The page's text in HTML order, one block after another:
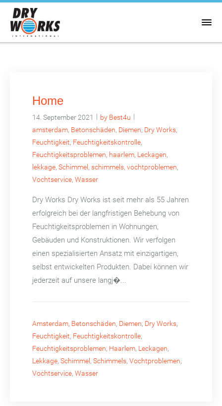
Home
14. September 2021 | by Best4u |
amsterdam, Betonschäden, Diemen, Dry Works,
Feuchtigkeit, Feuchtigkeitskontrolle,
Feuchtigkeitsproblemen, haarlem, Leckagen,
lekkage, Schimmel, schimmels, vochtproblemen,
Vochtservice, Wasser
Dry Works Dry Works ist seit mehr als 55 Jahren
erfolgreich bei der langfristigen Behebung von
Feuchtigkeitsproblemen in Wohnungen,
Gebäuden und Konstruktionen. Wir verfolgen
einen spezialisierten Ansatz mit einzigartigen,
selbst entwickelten Produkten. Dabei können wir
jederzeit auf unsere langj�...
Amsterdam, Betonschäden, Diemen, Dry Works,
Feuchtigkeit, Feuchtigkeitskontrolle,
Feuchtigkeitsproblemen, Haarlem, Leckagen,
Lekkage, Schimmel, Schimmels, Vochtproblemen,
Vochtservice, Wasser